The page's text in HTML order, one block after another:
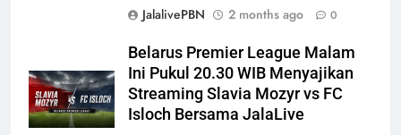
JalalivePBN
2 months ago 0
Belarus Premier League Malam
Ini Pukul 20.30 WIB Menyajikan
Streaming Slavia Mozyr vs FC
Isloch Bersama JalaLive